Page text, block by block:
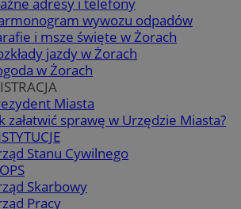
wywozu odpadów
i msze święte w Żorach
jazdy w Żorach
w Żorach
Miasta
załatwić sprawę w Urzędzie Miasta?
Stanu Cywilnego
Skarbowy
Pracy